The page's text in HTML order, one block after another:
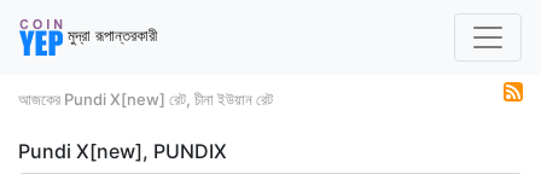
মুদ্রা রূপান্তরকারী
আজকের Pundi X[new] রেট, চীনা ইউয়ান রেট
Pundi X[new], PUNDIX